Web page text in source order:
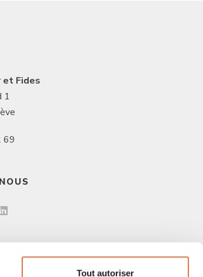
Tout autoriser
et Fides
1
69